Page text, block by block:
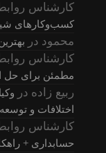
کارشناس
کسب‌وکارهای
محمود در
کارشناس
مطمئن برای حل
ربیع زاده در
اختلافات و
کارشناس
حسابداری +